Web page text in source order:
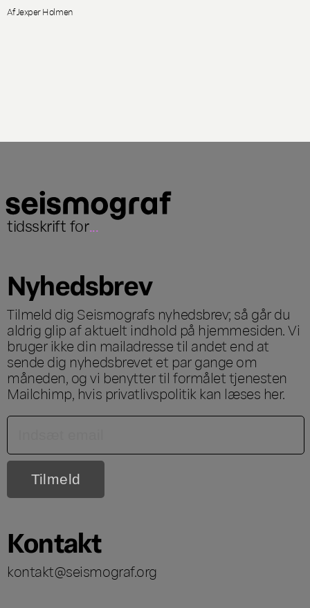
Af Jexper Holmen
tidsskrift for...
Nyhedsbrev
Tilmeld dig Seismografs nyhedsbrev; så går du
aldrig glip af aktuelt indhold på hjemmesiden. Vi
bruger ikke din mailadresse til andet end at
sende dig nyhedsbrevet et par gange om
måneden, og vi benytter til formålet tjenesten
Mailchimp, hvis privatlivspolitik kan læses her.
Kontakt
kontakt@seismograf.org